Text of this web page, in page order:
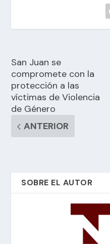
San Juan se
compromete con la
protección a las
víctimas de Violencia
de Género
ANTERIOR
SOBRE EL AUTOR